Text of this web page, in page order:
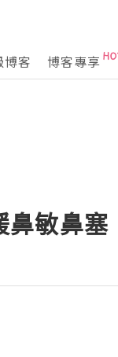
博客 博客專享
鼻敏鼻